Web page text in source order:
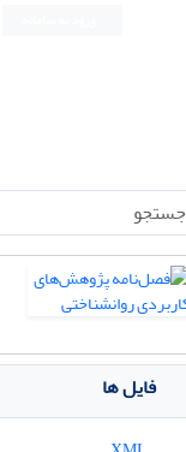
فایل ها